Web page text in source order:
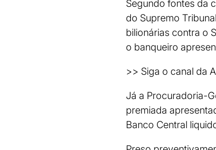
Segundo fontes da
do Supremo
bilionárias contra o
o banqueiro
>> Siga o canal da
Já a Procuradoria-
premiada
Banco Central